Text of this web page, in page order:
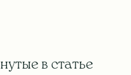
в статье